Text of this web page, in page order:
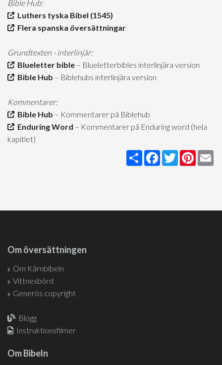
Bible Hub:
Luthers tyska Bibel (1545)
Flera spanska översättningar
Grundtexten - interlinjär:
Blueletter bible – Blueletterbibles interlinjära version
Bible Hub – Biblehubs interlinjära version
Kommentarer:
Bible Hub – Kommentarer på Biblehub
Enduring Word – Kommentarer på Enduring word (hela
kapitlet)
Share Facebook
Twitter
Om översättningen
Om Kärnbibeln
Vittnesbörd
Generös copyright
Blogg
Instruktionsfilmer
Om Bibeln